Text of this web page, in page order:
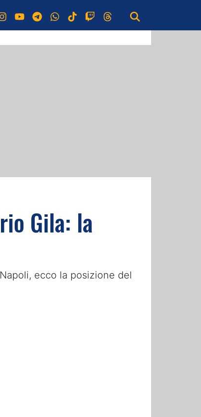
Gila: la
ecco la posizione del